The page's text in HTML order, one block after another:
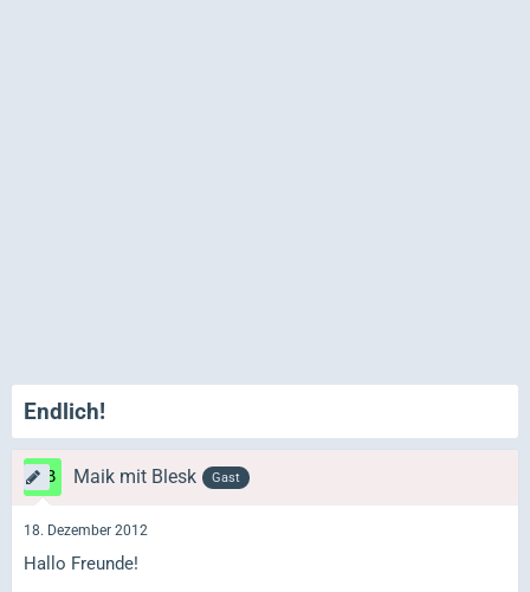
Endlich!
Maik mit Blesk Gast
18. Dezember 2012
Hallo Freunde!